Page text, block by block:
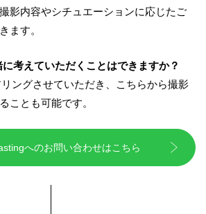
影内容やシチュエーションに応じたご
ます。
考えていただくことはできますか？
ングさせていただき、こちらから撮影
ことも可能です。
へのお問い合わせはこちら